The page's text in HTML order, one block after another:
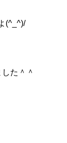
(^_^)/
た＾＾